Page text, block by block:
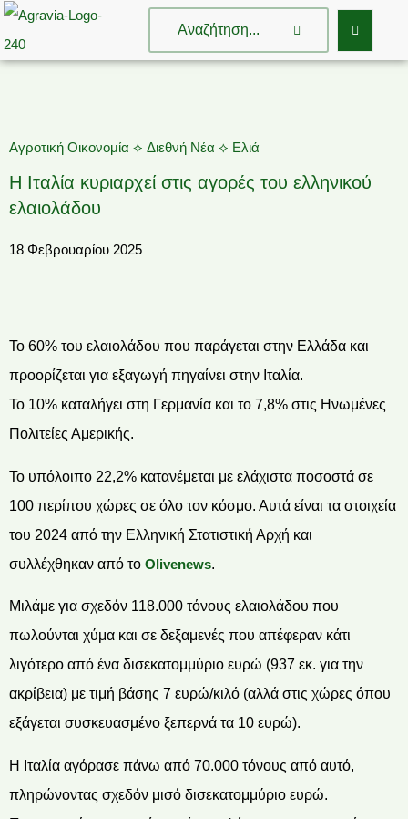
Αγροτική Οικονομία ⟡ Διεθνή Νέα ⟡ Ελιά
Η Ιταλία κυριαρχεί στις αγορές του ελληνικού
ελαιολάδου
18 Φεβρουαρίου 2025
Το 60% του ελαιολάδου που παράγεται στην Ελλάδα και
προορίζεται για εξαγωγή πηγαίνει στην Ιταλία.
Το 10% καταλήγει στη Γερμανία και το 7,8% στις Ηνωμένες
Πολιτείες Αμερικής.
Το υπόλοιπο 22,2% κατανέμεται με ελάχιστα ποσοστά σε
100 περίπου χώρες σε όλο τον κόσμο. Αυτά είναι τα στοιχεία
του 2024 από την Ελληνική Στατιστική Αρχή και
συλλέχθηκαν από το Olivenews.
Μιλάμε για σχεδόν 118.000 τόνους ελαιολάδου που
πωλούνται χύμα και σε δεξαμενές που απέφεραν κάτι
λιγότερο από ένα δισεκατομμύριο ευρώ (937 εκ. για την
ακρίβεια) με τιμή βάσης 7 ευρώ/κιλό (αλλά στις χώρες όπου
εξάγεται συσκευασμένο ξεπερνά τα 10 ευρώ).
Η Ιταλία αγόρασε πάνω από 70.000 τόνους από αυτό,
πληρώνοντας σχεδόν μισό δισεκατομμύριο ευρώ.